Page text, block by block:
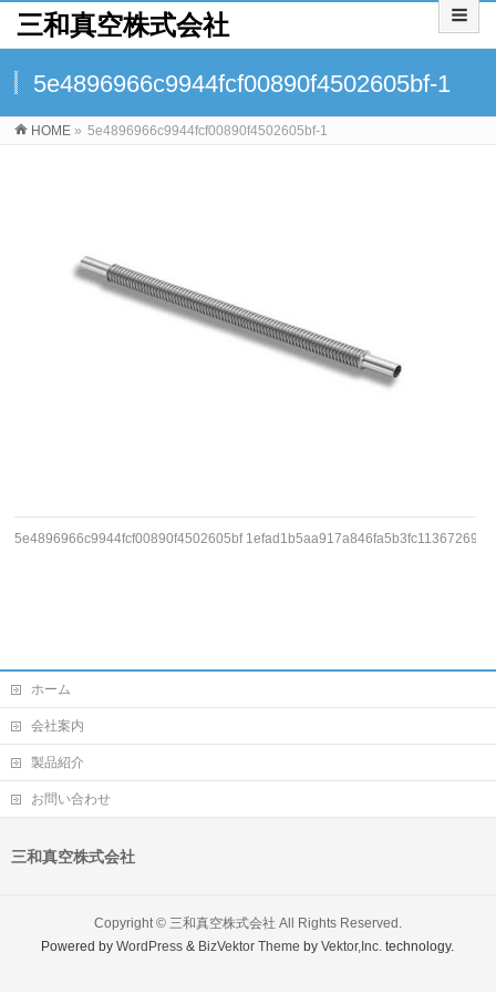
三和真空株式会社
5e4896966c9944fcf00890f4502605bf-1
HOME » 5e4896966c9944fcf00890f4502605bf-1
5e4896966c9944fcf00890f4502605bf 1efad1b5aa917a846fa5b3fc11367269
ホーム
会社案内
製品紹介
お問い合わせ
三和真空株式会社
Copyright © 三和真空株式会社 All Rights Reserved.
Powered byWordPress & BizVektor Theme byVektor,Inc. technology.